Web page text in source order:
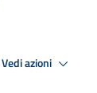
Vedi azioni